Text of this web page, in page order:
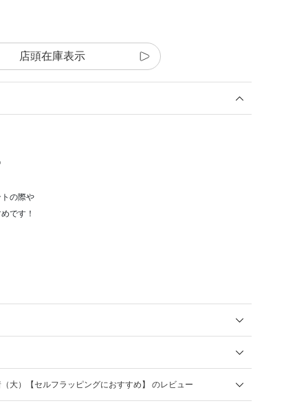
店頭在庫表示
の際や
です！
大）【セルフラッピングにおすすめ】 のレビュー